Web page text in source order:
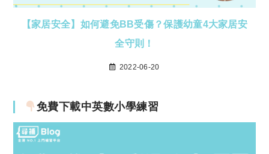
【家居安全】如何避免BB受傷？保護幼童4大家居安
全守則！
2022-06-20
免費下載中英數小學練習